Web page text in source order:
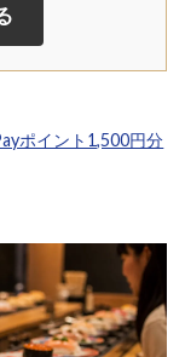
ポイント1,500円分